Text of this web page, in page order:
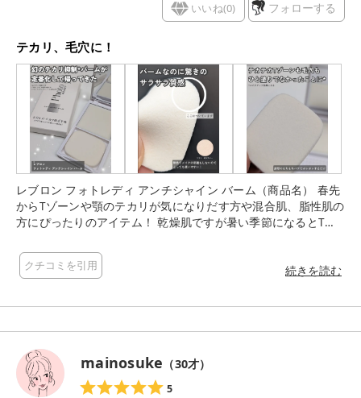
いいね(0) フォローする
テカリ、毛穴に！
レブロン フォトレディ アンチシャイン バーム（商品名） 春先
からTゾーンや顎のテカリが気になりだす方や混合肌、脂性肌の
方にぴったりのアイテム！ 乾燥肌ですが暑い季節になるとTゾ
にベタつかず、塗るとサラサラになるテクスチャーで、テカリ
や毛穴をカバーしてサラッとした仕上がりの使用感で驚きメイ
強いアイテム。 ミラー付きの薄型コンパクトで持ち歩きやすい
からTゾーンや顎のテカリが気になりだす方 ・混合肌、脂性肌
の方 ・テカリ ・メイク崩れをしたくない方 薄くコンパクトな
サイズなので、お出かけ時の持ち運びにも便利です♪ 📌 商品の
特徴 １．メイクの上からも使える、毛穴レス*・テカリ防止*2
クチコミを引用 続きを読む
mainosuke （30才）
5